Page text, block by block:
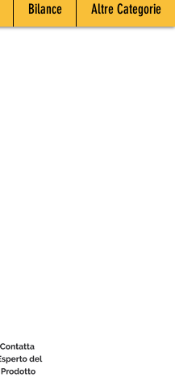
Bilance Altre Categorie